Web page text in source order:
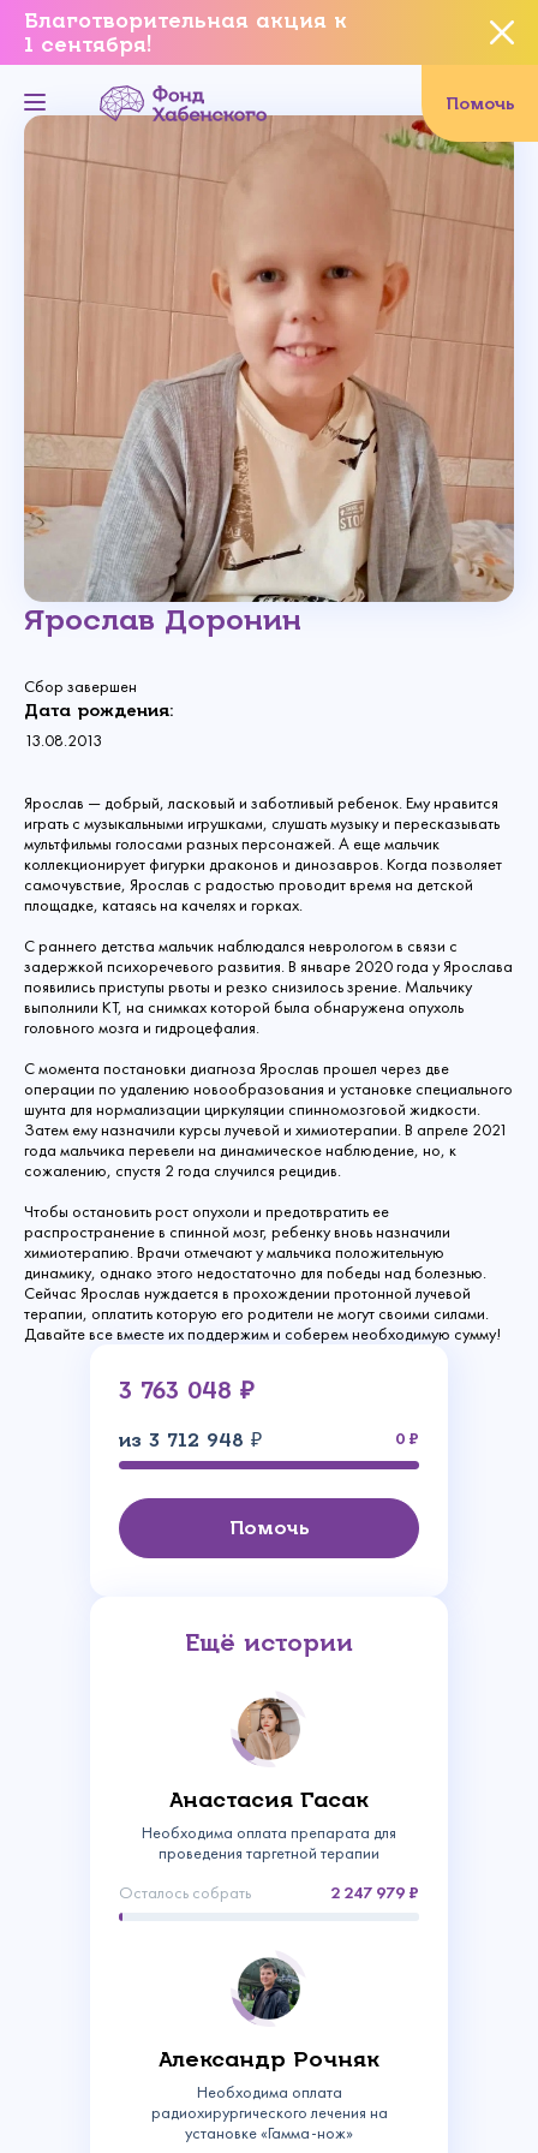
Благотворительная акция к
1 сентября!
Помочь
Ярослав Доронин
Сбор завершен
Дата рождения:
13.08.2013
Ярослав — добрый, ласковый и заботливый ребенок. Ему нравится
играть с музыкальными игрушками, слушать музыку и пересказывать
мультфильмы голосами разных персонажей. А еще мальчик
коллекционирует фигурки драконов и динозавров. Когда позволяет
самочувствие, Ярослав с радостью проводит время на детской
площадке, катаясь на качелях и горках.
С раннего детства мальчик наблюдался неврологом в связи с
задержкой психоречевого развития. В январе 2020 года у Ярослава
появились приступы рвоты и резко снизилось зрение. Мальчику
выполнили КТ, на снимках которой была обнаружена опухоль
головного мозга и гидроцефалия.
С момента постановки диагноза Ярослав прошел через две
операции по удалению новообразования и установке специального
шунта для нормализации циркуляции спинномозговой жидкости.
Затем ему назначили курсы лучевой и химиотерапии. В апреле 2021
года мальчика перевели на динамическое наблюдение, но, к
сожалению, спустя 2 года случился рецидив.
Чтобы остановить рост опухоли и предотвратить ее
распространение в спинной мозг, ребенку вновь назначили
химиотерапию. Врачи отмечают у мальчика положительную
динамику, однако этого недостаточно для победы над болезнью.
Сейчас Ярослав нуждается в прохождении протонной лучевой
терапии, оплатить которую его родители не могут своими силами.
Давайте все вместе их поддержим и соберем необходимую сумму!
3 763 048 ₽
из 3 712 948 ₽ 0
Помочь
Ещё истории
Анастасия Гасак
Необходима оплата препарата для
проведения таргетной терапии
Осталось собрать
2 247 979
Александр Рочняк
Необходима оплата
радиохирургического лечения на
установке «Гамма-нож»
Спасибо!
Создать аккаунт
Войти
Связаться с
нами
Вы уверены, что хотите
завершить данное событие?
Нет, не хочу
Сделать пожертвование